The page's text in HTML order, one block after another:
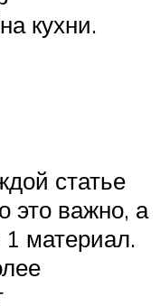
кухни.
статье
это важно, а
1 материал.